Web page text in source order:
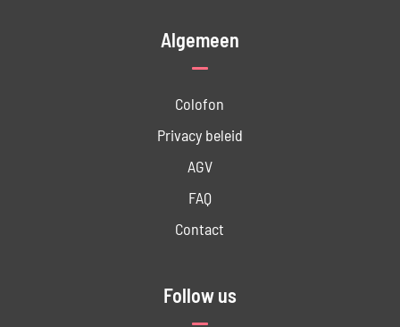
Algemeen
Colofon
Privacy beleid
AGV
FAQ
Contact
Follow us